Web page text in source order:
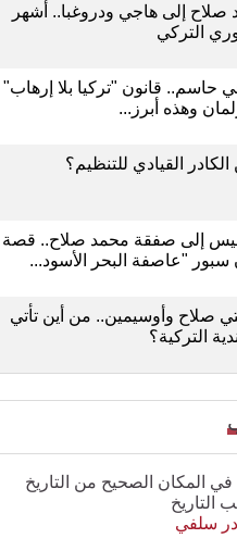
إلى هاجي ودروغبا.. أشهر
التركي
حاسم.. قانون "تركيا بلا إرهاب"
وهذه أبرز...
القيادي للتنظيم؟
إلى صفقة محمد صلاح.. قصة
سبور "عاصفة البحر الأسود...
صلاح وأوسيمين.. من أين تأتي
التركية؟
في المكان الصحيح من التاريخ
التاريخ
سلفي